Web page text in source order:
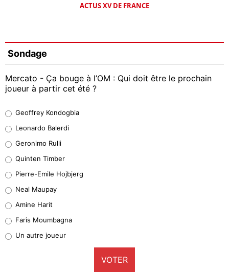
ACTUS XV DE FRANCE
Sondage
Mercato - Ça bouge à l’OM : Qui doit être le prochain
joueur à partir cet été ?
38%
32%
5%
1%
9%
Geoffrey Kondogbia
Leonardo Balerdi
Geronimo Rulli
Quinten Timber
Pierre-Emile Hojbjerg
Neal Maupay
Amine Harit
Faris Moumbagna
Un autre joueur
VOTER